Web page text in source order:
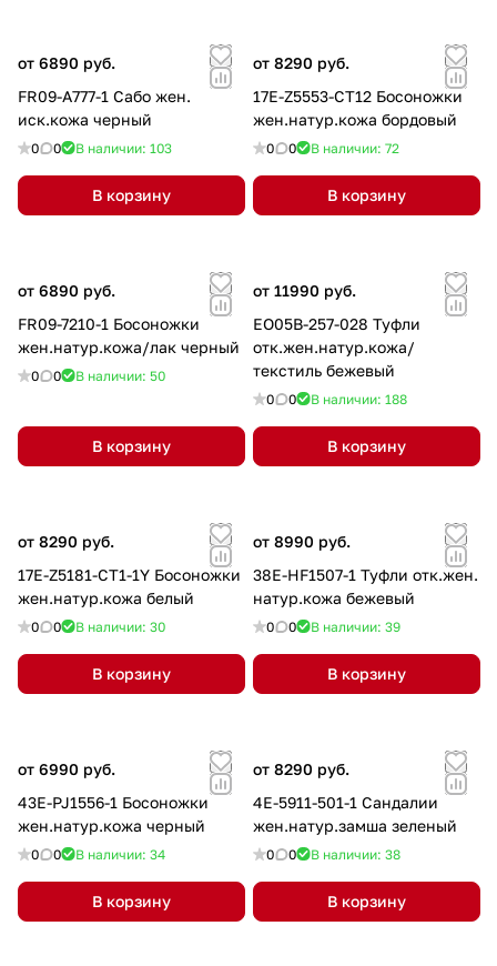
от 6890 руб.
FR09-A777-1 Сабо жен.
иск.кожа черный
0 0 В наличии: 103
В корзину
от 8290 руб.
17E-Z5553-CT12 Босоножки
жен.натур.кожа бордовый
0 0 В наличии: 72
В корзину
от 6890 руб.
FR09-7210-1 Босоножки
жен.натур.кожа/лак черный
0 0 В наличии: 50
В корзину
от 11990 руб.
EO05B-257-028 Туфли
отк.жен.натур.кожа/
текстиль бежевый
0 0 В наличии: 188
В корзину
от 8290 руб.
17E-Z5181-CT1-1Y Босоножки
жен.натур.кожа белый
0 0 В наличии: 30
В корзину
от 8990 руб.
38E-HF1507-1 Туфли отк.жен.
натур.кожа бежевый
0 0 В наличии: 39
В корзину
от 6990 руб.
43E-PJ1556-1 Босоножки
жен.натур.кожа черный
0 0 В наличии: 34
В корзину
от 8290 руб.
4E-5911-501-1 Сандалии
жен.натур.замша зеленый
0 0 В наличии: 38
В корзину